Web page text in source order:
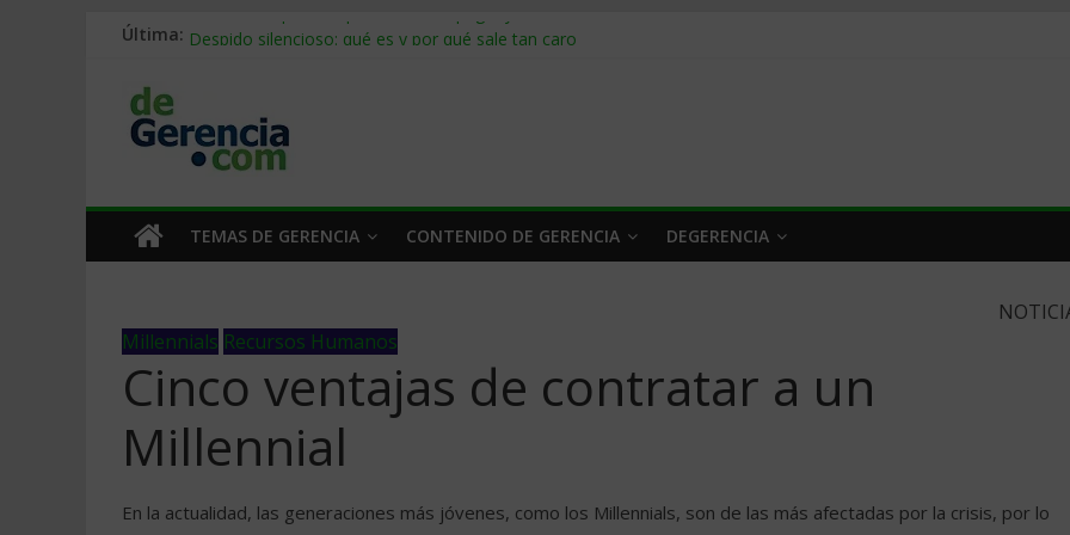
Última: Stablecoins para empresas: cómo pagar y cobrar en 2026
Trabajo forzoso en la cadena de suministro: qué hacer
Mercado hispano de EE. UU.: cómo segmentarlo y venderle
TEMAS DE GERENCIA CONTENIDO DE GERENCIA DEGERENCIA
Millennials Recursos Humanos
Cinco ventajas de contratar a un
Millennial
En la actualidad, las generaciones más jóvenes, como los Millennials, son de las más afectadas por la crisis, por lo